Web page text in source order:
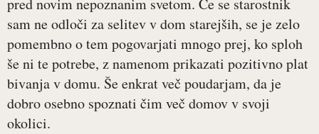
pred novim nepoznanim svetom. Če se starostnik
sam ne odloči za selitev v dom starejših, se je zelo
pomembno o tem pogovarjati mnogo prej, ko sploh
še ni te potrebe, z namenom prikazati pozitivno plat
bivanja v domu. Še enkrat več poudarjam, da je
dobro osebno spoznati čim več domov v svoji
okolici.